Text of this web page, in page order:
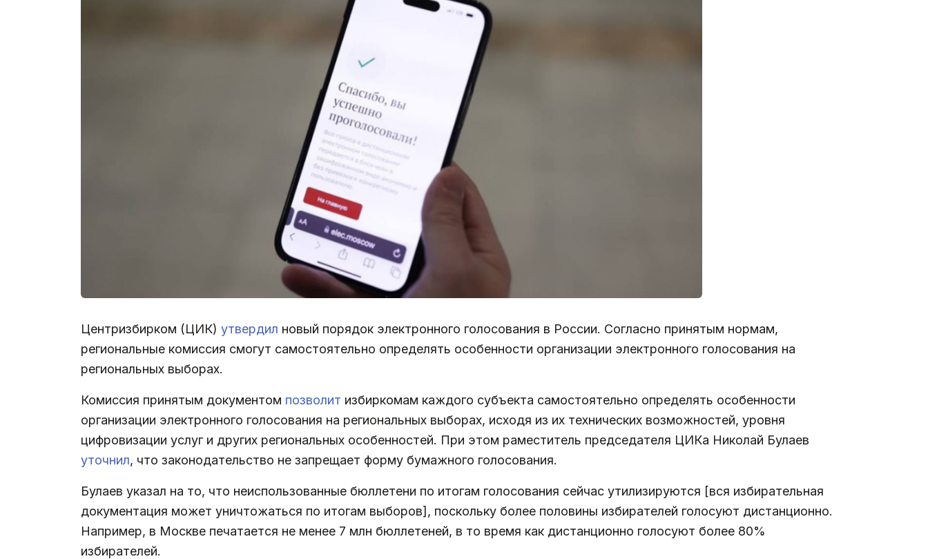
Центризбирком (ЦИК) утвердил новый порядок электронного голосования в России. Согласно принятым нормам,
региональные комиссия смогут самостоятельно определять особенности организации электронного голосования на
региональных выборах.
Комиссия принятым документом позволит избиркомам каждого субъекта самостоятельно определять особенности
организации электронного голосования на региональных выборах, исходя из их технических возможностей, уровня
цифровизации услуг и других региональных особенностей. При этом pаместитель председателя ЦИКа Николай Булаев
уточнил, что законодательство не запрещает форму бумажного голосования.
Булаев указал на то, что неиспользованные бюллетени по итогам голосования сейчас утилизируются [вся избирательная
документация может уничтожаться по итогам выборов], поскольку более половины избирателей голосуют дистанционно.
Например, в Москве печатается не менее 7 млн бюллетеней, в то время как дистанционно голосуют более 80%
избирателей.